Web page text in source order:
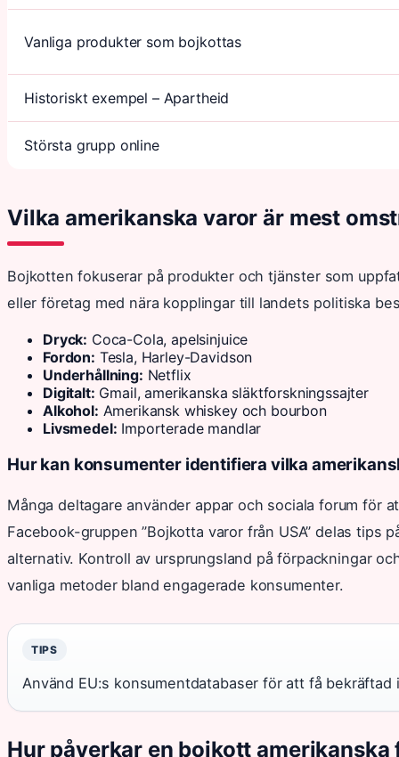
Vanliga produkter som bojkottas
Historiskt exempel – Apartheid
Största grupp online
Vilka amerikanska varor är mest
Bojkotten fokuserar på produkter och tjänster som
eller företag med nära kopplingar till landets politiska
Dryck: Coca-Cola, apelsinjuice
Fordon: Tesla, Harley-Davidson
Underhållning: Netflix
Digitalt: Gmail, amerikanska släktforskningssajter
Alkohol: Amerikansk whiskey och bourbon
Livsmedel: Importerade mandlar
Hur kan konsumenter identifiera vilka
Många deltagare använder appar och sociala forum för
Facebook-gruppen ”Bojkotta varor från USA” delas tips
alternativ. Kontroll av ursprungsland på förpackningar
vanliga metoder bland engagerade konsumenter.
TIPS
Använd EU:s konsumentdatabaser för att få
Hur påverkar en bojkott